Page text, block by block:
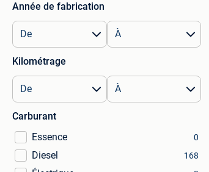
Année de fabrication
Kilométrage
Carburant
Essence
0
Diesel 168